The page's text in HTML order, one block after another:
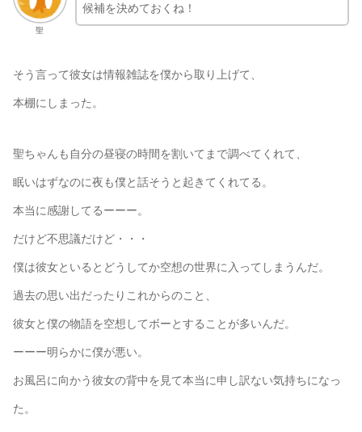
聖
候補を決めておくね！
そう言って彼女は情報雑誌を僕から取り上げて、
本棚にしまった。
聖ちゃんも自分の昼寝の時間を割いてまで調べてくれて、
眠いはずなのに夜も僕と話そうと起きてくれてる。
本当に感謝してるーーー。
だけど不思議だけど・・・
僕は彼女といるとどうしてか空想の世界に入ってしまうんだ。
過去の思い出だったりこれからのこと、
彼女と僕の物語を空想してボーとすることが多いんだ。
ーーー明らかに僕が悪い。
お風呂に向かう彼女の背中を見て本当に申し訳ない気持ちになっ
た。